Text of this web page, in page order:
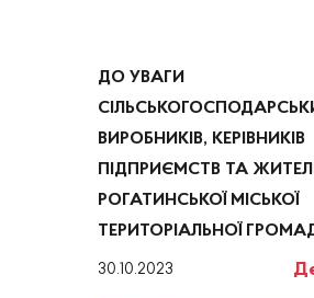
ДО УВАГИ
ВИРОБНИКІВ, КЕРІВНИКІВ
ПІДПРИЄМСТВ ТА
РОГАТИНСЬКОЇ МІСЬКОЇ
ТЕРИТОРІАЛЬНОЇ
30.10.2023